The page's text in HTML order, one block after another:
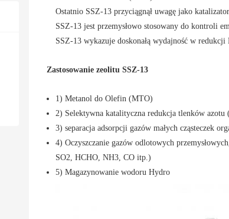
Ostatnio SSZ-13 przyciągnął uwagę jako
SSZ-13 jest przemysłowo stosowany do kontroli
SSZ-13 wykazuje doskonałą wydajność w
Zastosowanie zeolitu SSZ-13
1) Metanol do Olefin (MTO)
2) Selektywna katalityczna redukcja tlenków
3) separacja adsorpcji gazów małych cząsteczek
4) Oczyszczanie gazów odlotowych
SO2, HCHO, NH3, CO itp.)
5) Magazynowanie wodoru Hydro